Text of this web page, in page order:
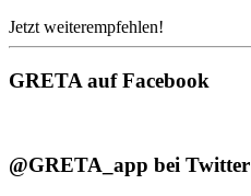
Jetzt weiterempfehlen!
GRETA auf Facebook
@GRETA_app bei Twitter